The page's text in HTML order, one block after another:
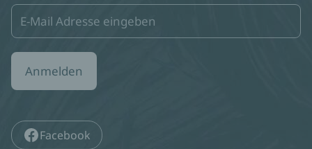
Anmelden
Facebook